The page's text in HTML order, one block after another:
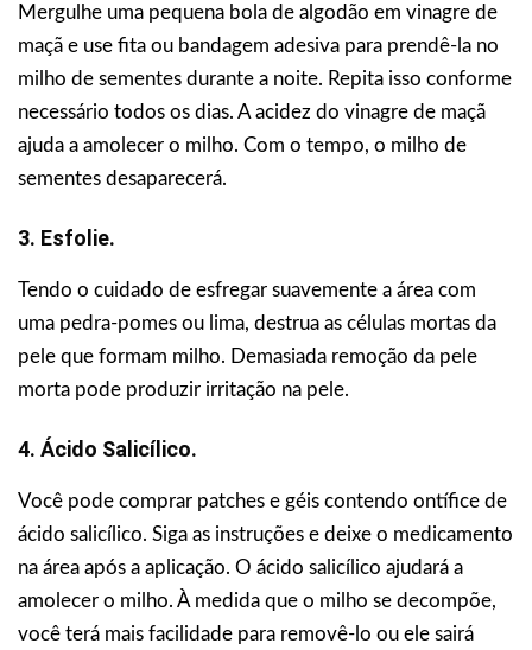
Mergulhe uma pequena bola de algodão em vinagre de
maçã e use fita ou bandagem adesiva para prendê-la no
milho de sementes durante a noite. Repita isso conforme
necessário todos os dias. A acidez do vinagre de maçã
ajuda a amolecer o milho. Com o tempo, o milho de
sementes desaparecerá.
3. Esfolie.
Tendo o cuidado de esfregar suavemente a área com
uma pedra-pomes ou lima, destrua as células mortas da
pele que formam milho. Demasiada remoção da pele
morta pode produzir irritação na pele.
4. Ácido Salicílico.
Você pode comprar patches e géis contendo ontífice de
ácido salicílico. Siga as instruções e deixe o medicamento
na área após a aplicação. O ácido salicílico ajudará a
amolecer o milho. À medida que o milho se decompõe,
você terá mais facilidade para removê-lo ou ele sairá